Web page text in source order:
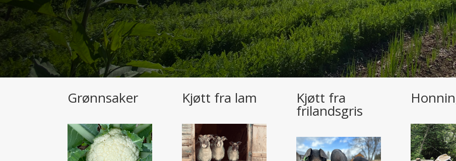
Grønnsaker Kjøtt fra lam Kjøtt fra
frilandsgris